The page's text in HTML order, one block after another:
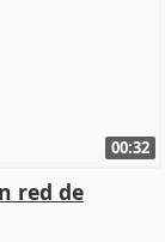
00:32
red de